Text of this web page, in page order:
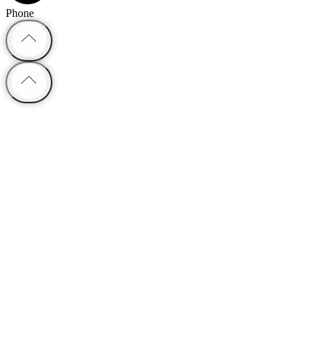
Phone